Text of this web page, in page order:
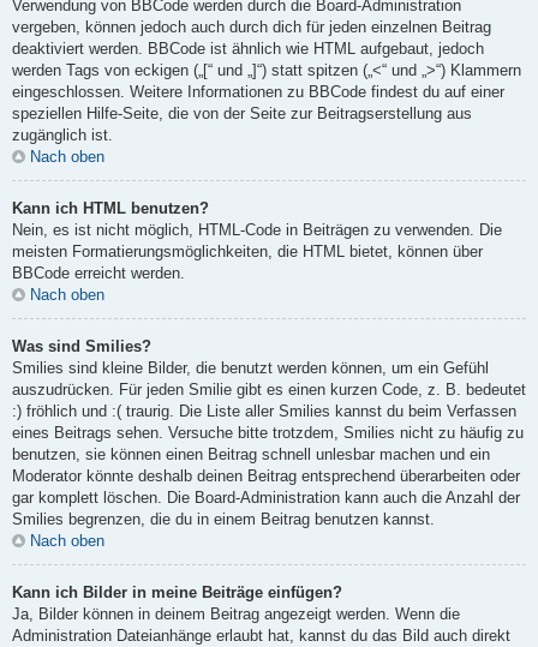
Verwendung von BBCode werden durch die Board-Administration
vergeben, können jedoch auch durch dich für jeden einzelnen Beitrag
deaktiviert werden. BBCode ist ähnlich wie HTML aufgebaut, jedoch
werden Tags von eckigen („[“ und „]“) statt spitzen („<“ und „>“) Klammern
eingeschlossen. Weitere Informationen zu BBCode findest du auf einer
speziellen Hilfe-Seite, die von der Seite zur Beitragserstellung aus
zugänglich ist.
Nach oben
Kann ich HTML benutzen?
Nein, es ist nicht möglich, HTML-Code in Beiträgen zu verwenden. Die
meisten Formatierungsmöglichkeiten, die HTML bietet, können über
BBCode erreicht werden.
Nach oben
Was sind Smilies?
Smilies sind kleine Bilder, die benutzt werden können, um ein Gefühl
auszudrücken. Für jeden Smilie gibt es einen kurzen Code, z. B. bedeutet
:) fröhlich und :( traurig. Die Liste aller Smilies kannst du beim Verfassen
eines Beitrags sehen. Versuche bitte trotzdem, Smilies nicht zu häufig zu
benutzen, sie können einen Beitrag schnell unlesbar machen und ein
Moderator könnte deshalb deinen Beitrag entsprechend überarbeiten oder
gar komplett löschen. Die Board-Administration kann auch die Anzahl der
Smilies begrenzen, die du in einem Beitrag benutzen kannst.
Nach oben
Kann ich Bilder in meine Beiträge einfügen?
Ja, Bilder können in deinem Beitrag angezeigt werden. Wenn die
Administration Dateianhänge erlaubt hat, kannst du das Bild auch direkt